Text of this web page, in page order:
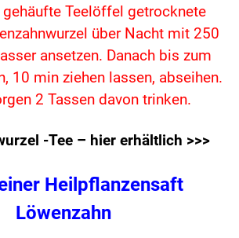
gehäufte Teelöffel getrocknete
über Nacht mit 250
ansetzen. Danach bis zum
10 min ziehen lassen, abseihen.
2 Tassen davon trinken.
-Tee – hier erhältlich >>>
Heilpflanzensaft
Löwenzahn